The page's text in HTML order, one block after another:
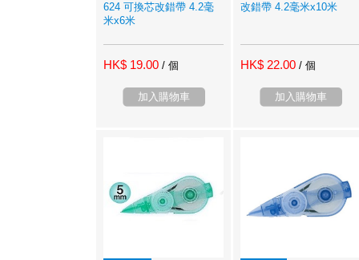
624 可換芯改錯帶 4.2毫
米x6米
HK$ 19.00 / 個
加入購物車
改錯帶 4.2毫米x10米
HK$ 22.00 / 個
加入購物車